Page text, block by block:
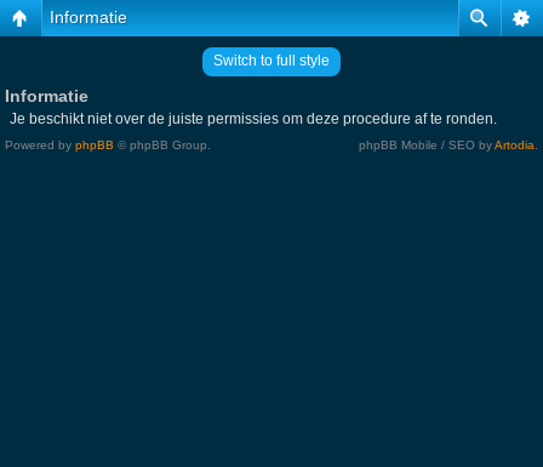
Informatie
Switch to full style
Informatie
Je beschikt niet over de juiste permissies om deze procedure af te ronden.
Powered by phpBB © phpBB Group. phpBB Mobile / SEO byArtodia